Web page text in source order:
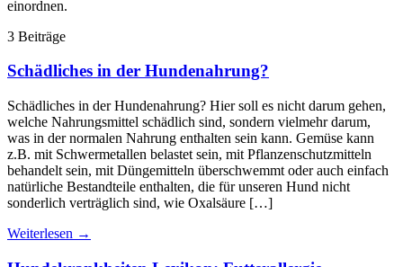
einordnen.
3 Beiträge
Schädliches in der Hundenahrung?
Schädliches in der Hundenahrung? Hier soll es nicht darum gehen,
welche Nahrungsmittel schädlich sind, sondern vielmehr darum,
was in der normalen Nahrung enthalten sein kann. Gemüse kann
z.B. mit Schwermetallen belastet sein, mit Pflanzenschutzmitteln
behandelt sein, mit Düngemitteln überschwemmt oder auch einfach
natürliche Bestandteile enthalten, die für unseren Hund nicht
sonderlich verträglich sind, wie Oxalsäure […]
Weiterlesen →